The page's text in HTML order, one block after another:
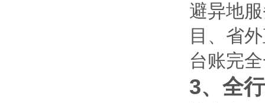
避异地
目、省
台账完
3、全